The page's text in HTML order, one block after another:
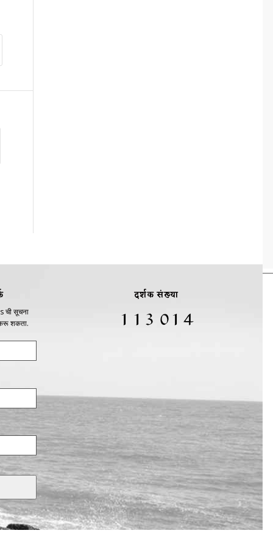
ची सूचना
शकता.
दर्शक संख्या